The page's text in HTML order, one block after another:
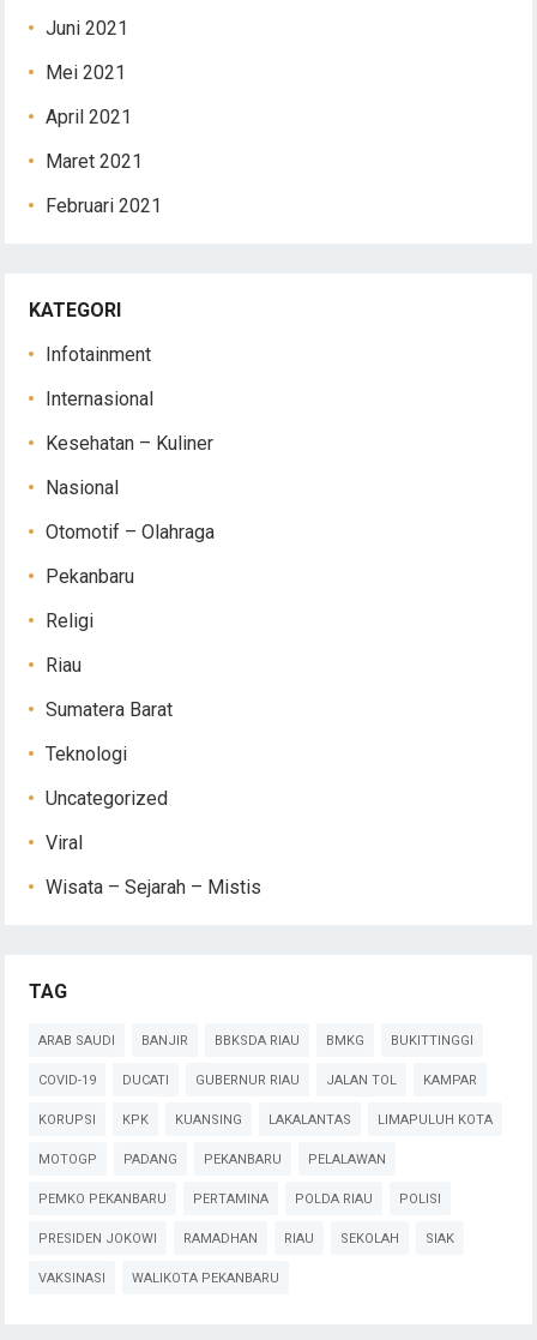
Juni 2021
Mei 2021
April 2021
Maret 2021
Februari 2021
KATEGORI
Infotainment
Internasional
Kesehatan – Kuliner
Nasional
Otomotif – Olahraga
Pekanbaru
Religi
Riau
Sumatera Barat
Teknologi
Uncategorized
Viral
Wisata – Sejarah – Mistis
TAG
ARAB SAUDI BANJIR BBKSDA RIAU BMKG BUKITTINGGI
COVID-19 DUCATI GUBERNUR RIAU JALAN TOL KAMPAR
KORUPSI KPK KUANSING LAKALANTAS LIMAPULUH KOTA
MOTOGP PADANG PEKANBARU PELALAWAN
PEMKO PEKANBARU PERTAMINA POLDA RIAU POLISI
PRESIDEN JOKOWI RAMADHAN RIAU SEKOLAH SIAK
VAKSINASI WALIKOTA PEKANBARU